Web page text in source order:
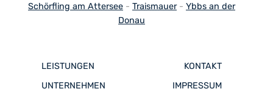
Schörfling am Attersee - Traismauer- Ybbs an der
Donau
LEISTUNGEN
UNTERNEHMEN
KONTAKT
IMPRESSUM